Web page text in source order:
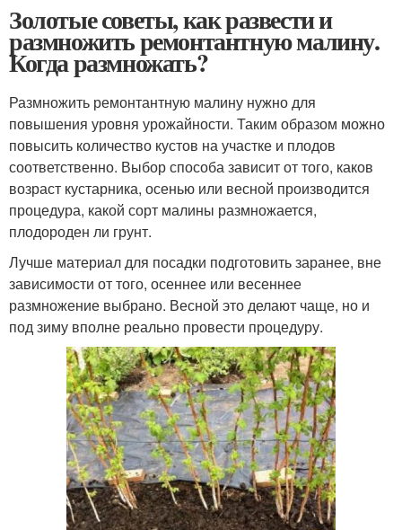
Золотые советы, как развести и
размножить ремонтантную малину.
Когда размножать?
Размножить ремонтантную малину нужно для
повышения уровня урожайности. Таким образом можно
повысить количество кустов на участке и плодов
соответственно. Выбор способа зависит от того, каков
возраст кустарника, осенью или весной производится
процедура, какой сорт малины размножается,
плодороден ли грунт.
Лучше материал для посадки подготовить заранее, вне
зависимости от того, осеннее или весеннее
размножение выбрано. Весной это делают чаще, но и
под зиму вполне реально провести процедуру.